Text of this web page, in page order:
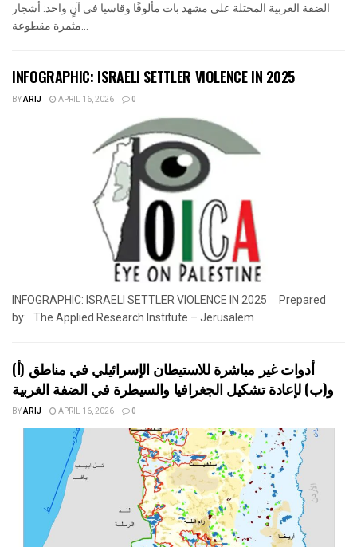
الضفة الغربية المحتلة على مشهد بات مألوفًا وقاسيا في آنٍ واحد: أشجار
INFOGRAPHIC: ISRAELI SETTLER VIOLENCE IN 2025
BYARIJ APRIL 16, 2026 0
INFOGRAPHIC: ISRAELI SETTLER VIOLENCE IN 2025 Prepared
by: The Applied Research Institute – Jerusalem
أدوات غير مباشرة للاستيطان الإسرائيلي في مناطق (أ)
BYARIJ APRIL 16, 2026 0